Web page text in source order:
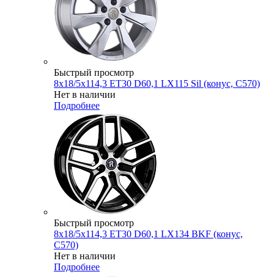
Быстрый просмотр
8x18/5x114,3 ET30 D60,1 LX115 Sil (конус, C570)
Нет в наличии
Подробнее
Быстрый просмотр
8x18/5x114,3 ET30 D60,1 LX134 BKF (конус,
C570)
Нет в наличии
Подробнее